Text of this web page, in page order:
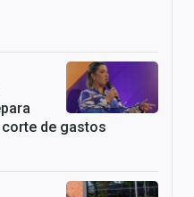
corte de gastos